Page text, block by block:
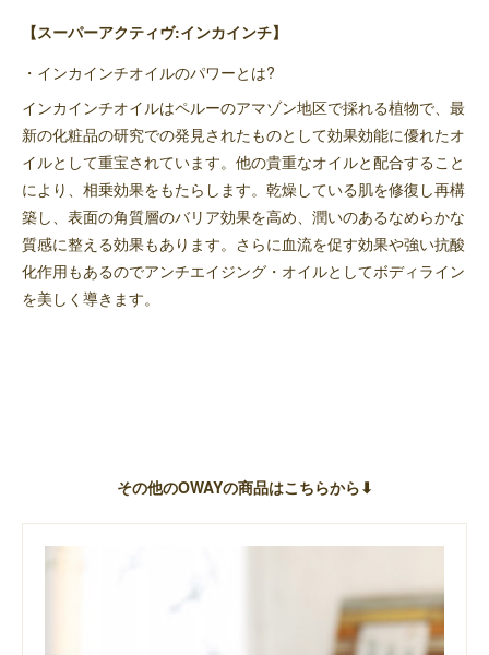
【スーパーアクティヴ:インカインチ】
・インカインチオイルのパワーとは?
インカインチオイルはペルーのアマゾン地区で採れる植物で、最
新の化粧品の研究での発見されたものとして効果効能に優れたオ
イルとして重宝されています。他の貴重なオイルと配合すること
により、相乗効果をもたらします。乾燥している肌を修復し再構
築し、表面の角質層のバリア効果を高め、潤いのあるなめらかな
質感に整える効果もあります。さらに血流を促す効果や強い抗酸
化作用もあるのでアンチエイジング・オイルとしてボディライン
を美しく導きます。
その他のOWAYの商品はこちらから⬇︎